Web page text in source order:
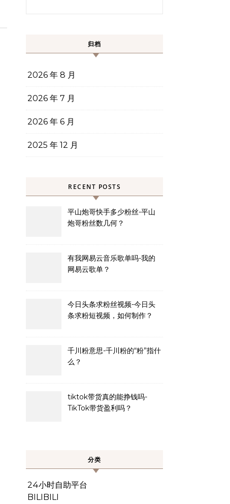
归档
2026 年 8 月
2026 年 7 月
2026 年 6 月
2025 年 12 月
RECENT POSTS
平山炮哥快手多少粉丝-平山
炮哥粉丝数几何？
有我网易云音乐歌单吗-我的
网易云歌单？
今日头条求粉丝视频-今日头
条求粉短视频，如何制作？
千川粉意思-千川粉的“粉”指什
么？
tiktok带货真的能挣钱吗-
TikTok带货盈利吗？
分类
24小时自助平台
BILIBILI